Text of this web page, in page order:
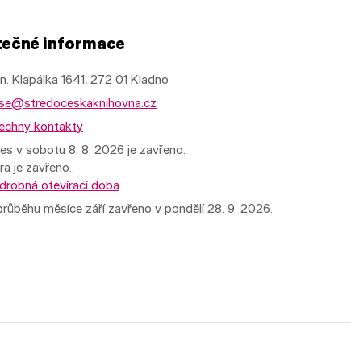
informace
Klapálka 1641, 272 01 Kladno
kontakty
v sobotu 8. 8. 2026 je zavřeno.
je zavřeno..
otevírací doba
měsíce září zavřeno v pondělí 28. 9. 2026.